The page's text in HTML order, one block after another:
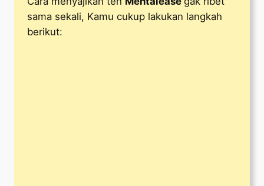
sama sekali, Kamu cukup lakukan langkah
berikut: